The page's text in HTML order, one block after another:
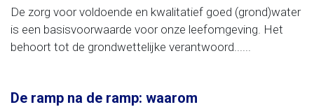
De zorg voor voldoende en kwalitatief goed (grond)water
is een basisvoorwaarde voor onze leefomgeving. Het
behoort tot de grondwettelijke verantwoord......
De ramp na de ramp: waarom